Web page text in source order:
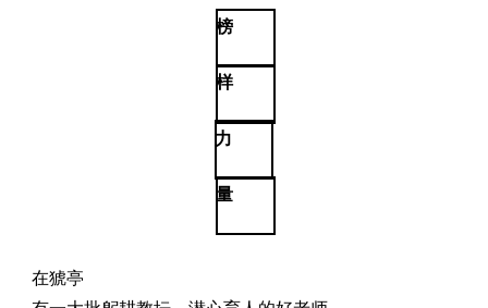
榜
样
力
量
在猇亭